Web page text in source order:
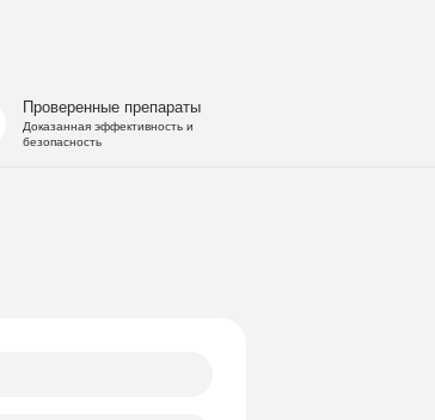
Проверенные препараты
Доказанная эффективность и
безопасность